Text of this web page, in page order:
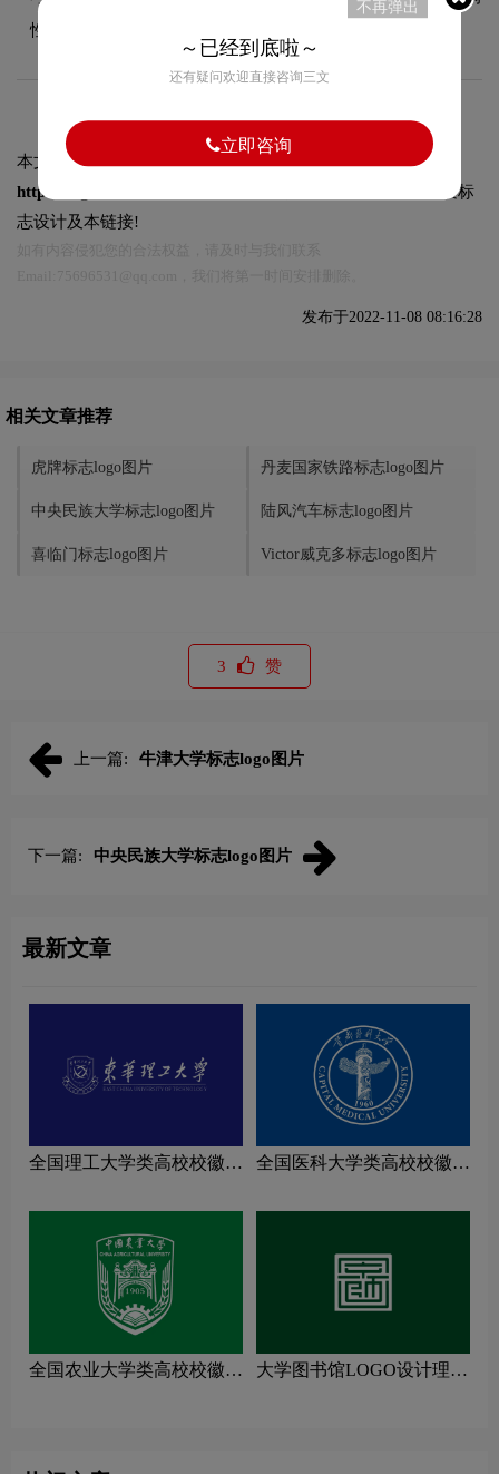
性。
本文标题和链接延边大学标志logo图片:
https://logo9.net/works/10095.html
转载时请注明出处为诗宸标
志设计及本链接!
发布于2022-11-08 08:16:28
相关文章推荐
虎牌标志logo图片 丹麦国家铁路标志logo图片
中央民族大学标志logo图片 陆风汽车标志logo图片
喜临门标志logo图片 Victor威克多标志logo图片
3 赞
上一篇: 牛津大学标志logo图片
下一篇: 中央民族大学标志logo图片
最新文章
全国理工大学类高校校徽设
全国医科大学类高校校徽设
全国农业大学类高校校徽设
大学图书馆LOGO设计理念
不再弹出
～已经到底啦～
还有疑问欢迎直接咨询三文
立即咨询